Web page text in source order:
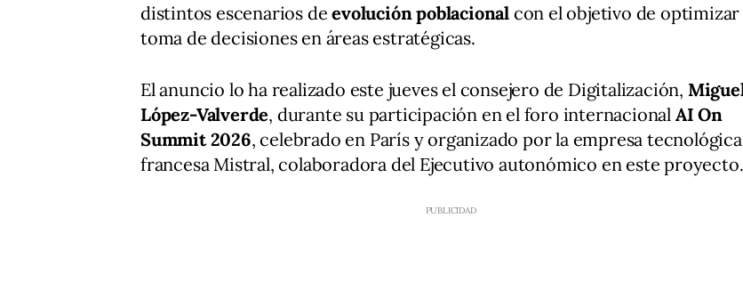
distintos escenarios deevolución poblacional con el objetivo de optimizar
toma de decisiones en áreas estratégicas.
El anuncio lo ha realizado este jueves el consejero de Digitalización,
López-Valverde, durante su participación en el foro internacional AI On
Summit 2026, celebrado en París y organizado por la empresa tecnológica
francesa Mistral, colaboradora del Ejecutivo autonómico en este proyecto.